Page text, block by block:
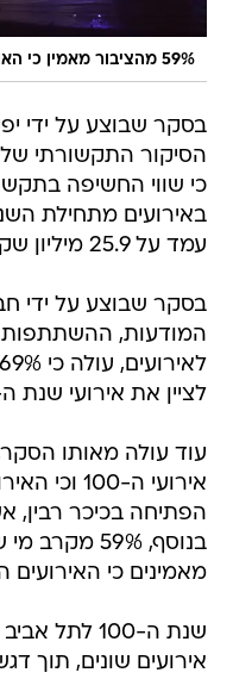
59% מהציבור מאמין כי האירועים היו בבחינת הצלחה
בסקר שבוצע על ידי
כי שווי החשיפה
עמד על 25.9 מיליון שקל.
בסקר שבוצע על ידי
המודעות, ההשתתפות
לציין את אירועי שנת ה-100 לעיר תל
אירועי ה-
בנוסף, 59%
מאמינים כי האירועים
אירועים שונים, תוך